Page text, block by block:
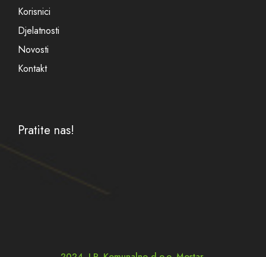
Korisnici
Djelatnosti
Novosti
Kontakt
Pratite nas!